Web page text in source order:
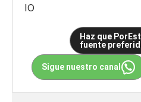
IO
Haz que
fuente
Sigue nuestro canal